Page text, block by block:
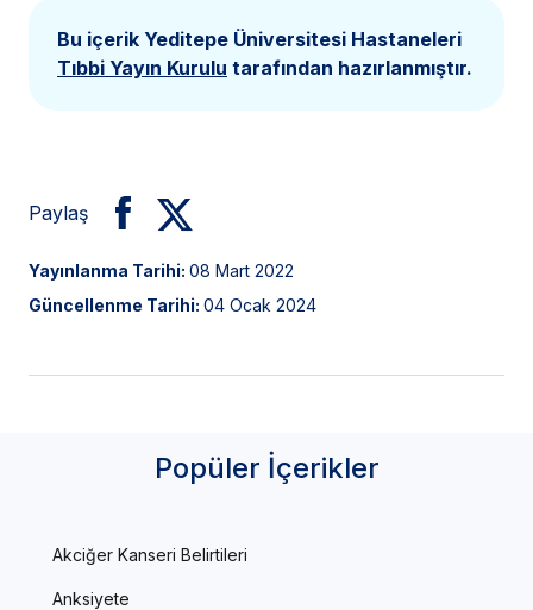
Bu içerik Yeditepe Üniversitesi Hastaneleri
Tıbbi Yayın Kurulu tarafından hazırlanmıştır.
Paylaş
Yayınlanma Tarihi: 08 Mart 2022
Güncellenme Tarihi: 04 Ocak 2024
Popüler İçerikler
Akciğer Kanseri Belirtileri
Anksiyete